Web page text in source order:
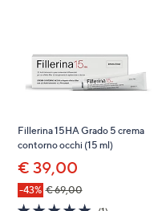
Fillerina 15HA Grado 5 crema
contorno occhi (15 ml)
€ 39,00
-43% € 69,00
5.01